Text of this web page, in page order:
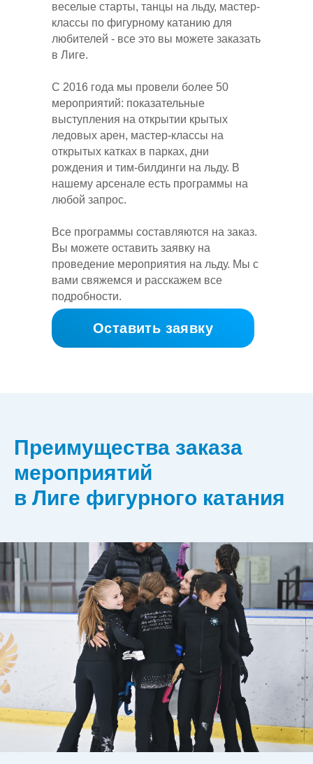
веселые старты, танцы на льду, мастер-
классы по фигурному катанию для
любителей - все это вы можете заказать
в Лиге.
С 2016 года мы провели более 50
мероприятий: показательные
выступления на открытии крытых
ледовых арен, мастер-классы на
открытых катках в парках, дни
рождения и тим-билдинги на льду. В
нашему арсенале есть программы на
любой запрос.
Все программы составляются на заказ.
Вы можете оставить заявку на
проведение мероприятия на льду. Мы с
вами свяжемся и расскажем все
подробности.
Оставить заявку
Преимущества заказа
мероприятий
в Лиге фигурного катания